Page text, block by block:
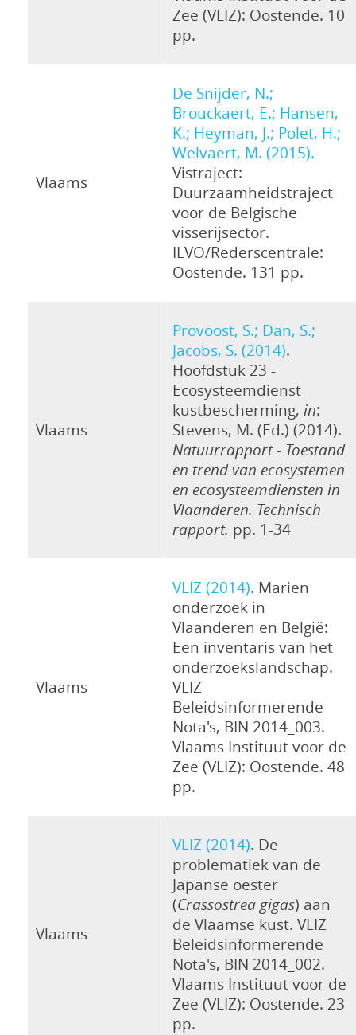
Zee (VLIZ): Oostende. 10
pp.
Vlaams
De Snijder, N.;
Brouckaert, E.; Hansen,
K.; Heyman, J.; Polet, H.;
Welvaert, M. (2015).
Vistraject:
Duurzaamheidstraject
voor de Belgische
visserijsector.
ILVO/Rederscentrale:
Oostende. 131 pp.
Vlaams
Provoost, S.; Dan, S.;
Jacobs, S. (2014).
Hoofdstuk 23 -
Ecosysteemdienst
kustbescherming, in:
Stevens, M. (Ed.) (2014).
Natuurrapport - Toestand
en trend van ecosystemen
en ecosysteemdiensten in
Vlaanderen. Technisch
rapport. pp. 1-34
Vlaams
VLIZ (2014). Marien
onderzoek in
Vlaanderen en België:
Een inventaris van het
onderzoekslandschap.
VLIZ
Beleidsinformerende
Nota's, BIN 2014_003.
Vlaams Instituut voor de
Zee (VLIZ): Oostende. 48
pp.
Vlaams
VLIZ (2014). De
problematiek van de
Japanse oester
(Crassostrea gigas) aan
de Vlaamse kust. VLIZ
Beleidsinformerende
Nota's, BIN 2014_002.
Vlaams Instituut voor de
Zee (VLIZ): Oostende. 23
pp.